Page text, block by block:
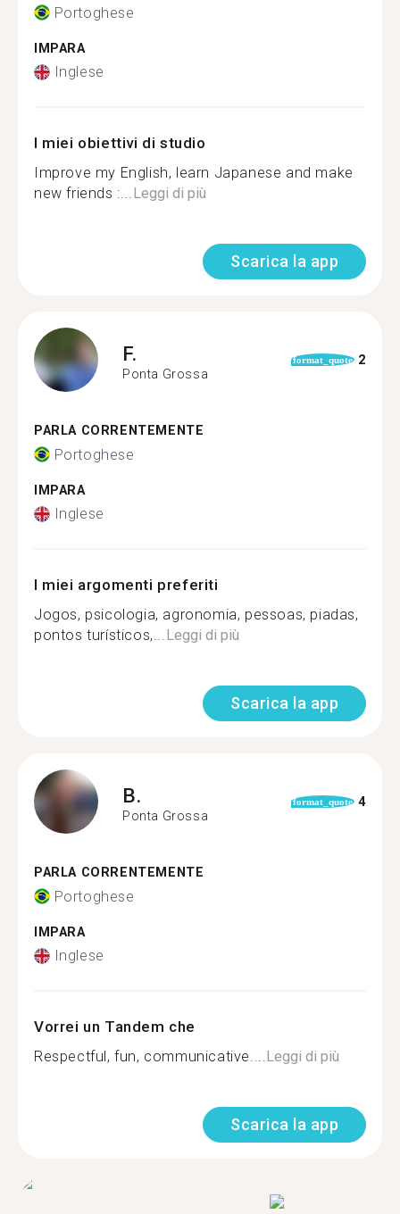
Portoghese
IMPARA
Inglese
I miei obiettivi di studio
Improve my English, learn Japanese and make
new friends :...Leggi di più
Scarica la app
F.
Ponta Grossa
format_quote 2
PARLA CORRENTEMENTE
Portoghese
IMPARA
Inglese
I miei argomenti preferiti
Jogos, psicologia, agronomia, pessoas, piadas,
pontos turísticos,...Leggi di più
Scarica la app
B.
Ponta Grossa
format_quote 4
PARLA CORRENTEMENTE
Portoghese
IMPARA
Inglese
Vorrei un Tandem che
Respectful, fun, communicative....Leggi di più
Scarica la app